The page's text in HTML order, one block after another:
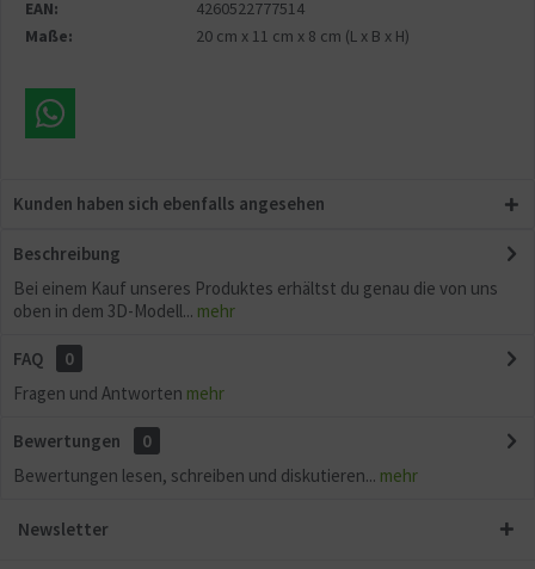
EAN:
4260522777514
Maße:
20 cm x 11 cm x 8 cm (L x B x H)
Kunden haben sich ebenfalls angesehen
Beschreibung
Bei einem Kauf unseres Produktes erhältst du genau die von uns
oben in dem 3D-Modell... mehr
FAQ
0
Fragen und Antworten mehr
Bewertungen
0
Bewertungen lesen, schreiben und diskutieren... mehr
Newsletter
Sonstige